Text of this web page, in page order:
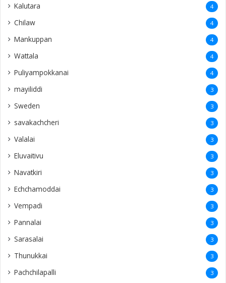
Kalutara 4
Chilaw 4
Mankuppan 4
Wattala 4
Puliyampokkanai 4
mayiliddi 3
Sweden 3
savakachcheri 3
Valalai 3
Eluvaitivu 3
Navatkiri 3
Echchamoddai 3
Vempadi 3
Pannalai 3
Sarasalai 3
Thunukkai 3
Pachchilapalli 3